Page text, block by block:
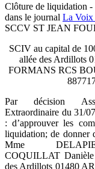
Clôture de liquidation -
dans le journal La
SCCV ST JEAN
SCIV au capital de
allée des Ardillots
FORMANS RCS
Par décision
Extraordinaire du 31/
: d’approuver les
liquidation; de donner
Mme
COQUILLAT Danièle
des Ardillots 01480